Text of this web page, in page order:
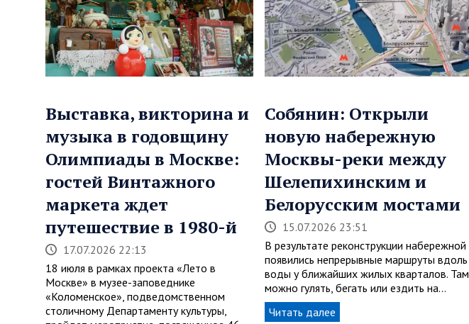
Выставка, викторина и
музыка в годовщину
Олимпиады в Москве:
гостей Винтажного
маркета ждет
путешествие в 1980-й
17.07.2026 22:13
18 июля в рамках проекта «Лето в
Москве» в музее-заповеднике
«Коломенское», подведомственном
столичному Департаменту культуры,
Собянин: Открыли
новую набережную
Москвы-реки между
Шелепихинским и
Белорусским мостами
15.07.2026 23:51
В результате реконструкции набережной
появились непрерывные маршруты вдоль
воды у ближайших жилых кварталов. Там
можно гулять, бегать или ездить на…
Читать далее